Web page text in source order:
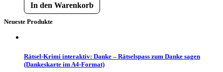
In den Warenkorb
Neueste Produkte
Rätsel-Krimi interaktiv: Danke – Rätselspass zum Danke sagen
(Dankeskarte im A4-Format)